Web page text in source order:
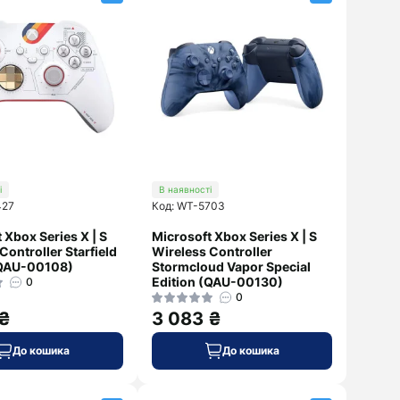
Series X | S
Starfield
00108)
0
До кошика
В наявності
Код: WT-5703
Microsoft Xbox Series X | S
Wireless Controller
Stormcloud Vapor Special
Edition (QAU-00130)
0
3 083 ₴
До кошика